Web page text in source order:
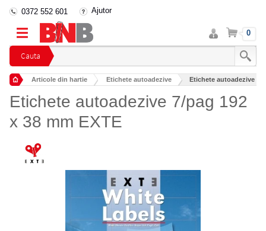
Cauta
0372 552 601 Ajutor
Intra
in
cont
Cos 0
Articole din hartie Etichete autoadezive Etichete autoadezive 7/
Etichete autoadezive 7/pag 192
x 38 mm EXTE